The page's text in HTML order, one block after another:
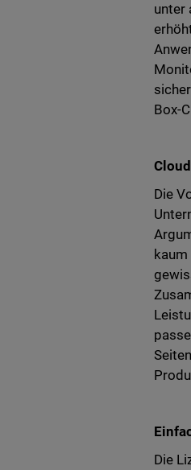
unter
Box-
Die
Die